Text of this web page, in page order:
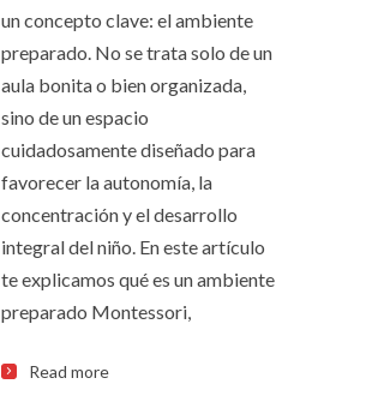
un concepto clave: el ambiente
preparado. No se trata solo de un
aula bonita o bien organizada,
sino de un espacio
cuidadosamente diseñado para
favorecer la autonomía, la
concentración y el desarrollo
integral del niño. En este artículo
te explicamos qué es un ambiente
preparado Montessori,
Read more